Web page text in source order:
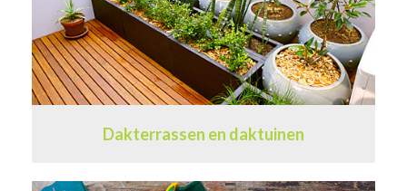
Dakterrassen en daktuinen